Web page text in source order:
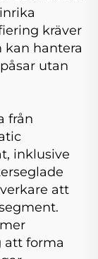
kräver
kan hantera
utan
från
inklusive
att
att forma